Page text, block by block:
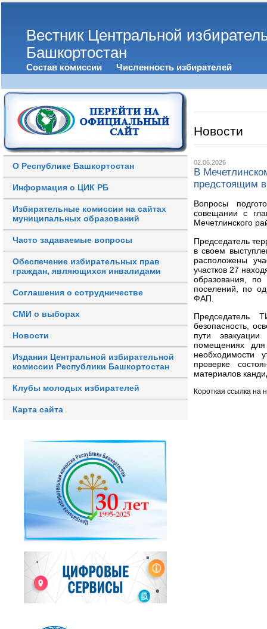
Вестник Центральной
Башкортостан
Состав комиссии Численность избирателей
О Республике Башкортостан
Информация о ЦИК РБ
Избирательные комиссии на сайтах
муниципальных образований
Часто задаваемые вопросы
Обеспечение избирательных прав
граждан, являющихся инвалидами
Соглашения о сотрудничестве
СМИ о выборах
Новости
Издания Центральной избирательной
комиссии Республики Башкортостан
Клубы молодых избирателей
Карта сайта
Новости
02.06.2026
В
предстоящим
Вопросы
совещании с
Мечетлинского
Председатель
в своем
расположены
участков 27
образования, по
поселений, по
ФАП.
Председатель
безопасность,
пути
помещениях
необходимости
проверке
материалов
Короткая ссылка на